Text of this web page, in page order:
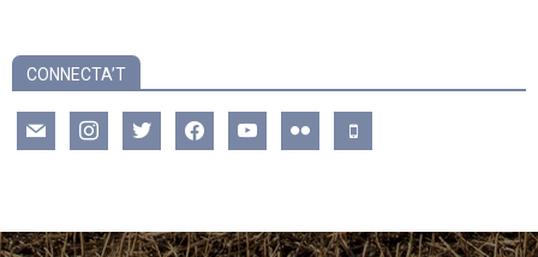
CONNECTA’T
mail instagramtwitter facebookyoutube flickr mobile